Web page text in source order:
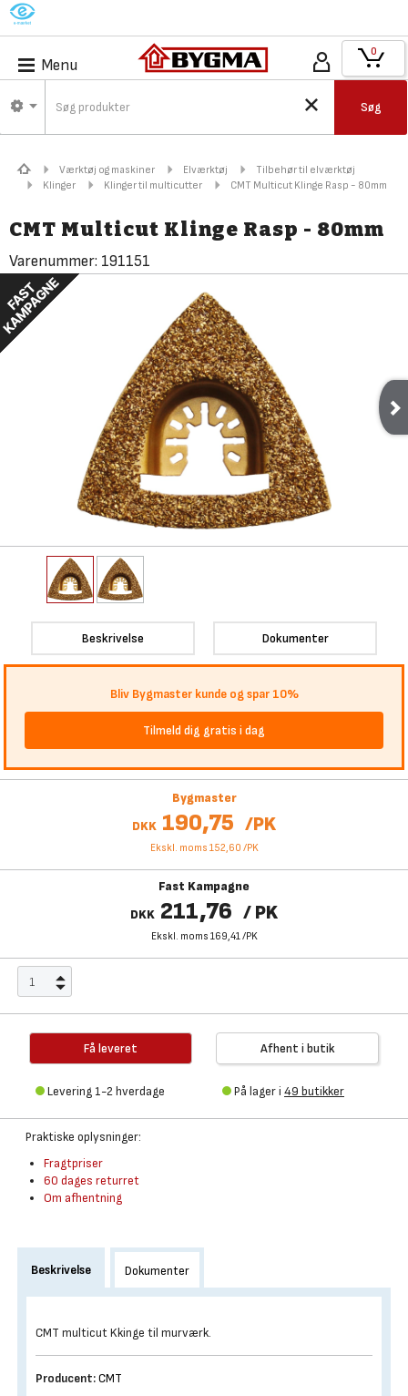
M
Menu
Søg
0
Værktøj og maskiner Elværktøj
Tilbehør til elværktøj
Klinger
Klinger til multicutter CMT Multicut Klinge Rasp - 80mm
CMT Multicut Klinge Rasp - 80mm
Varenummer: 191151
Beskrivelse Dokumenter
Bliv Bygmaster kunde og spar 10%
Tilmeld dig gratis i dag
Bygmaster
DKK 190,75 /PK
Ekskl. moms 152,60 /PK
Fast Kampagne
DKK 211,76 /PK
Ekskl. moms 169,41/PK
Få leveret
Levering 1-2 hverdage
Afhent i butik
På lager i 49 butikker
Praktiske oplysninger:
Fragtpriser
60 dages returret
Om afhentning
Beskrivelse Dokumenter
CMT multicut Kkinge til murværk.
Producent:CMT